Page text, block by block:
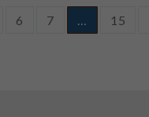
6 7 … 15